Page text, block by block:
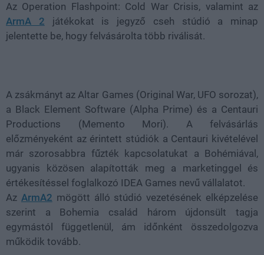
Az Operation Flashpoint: Cold War Crisis, valamint az
ArmA 2 játékokat is jegyző cseh stúdió a minap
jelentette be, hogy felvásárolta több riválisát.
A zsákmányt az Altar Games (Original War, UFO sorozat),
a Black Element Software (Alpha Prime) és a Centauri
Productions (Memento Mori). A felvásárlás
előzményeként az érintett stúdiók a Centauri kivételével
már szorosabbra fűzték kapcsolatukat a Bohémiával,
ugyanis közösen alapították meg a marketinggel és
értékesítéssel foglalkozó IDEA Games nevű vállalatot.
Az ArmA2 mögött álló stúdió vezetésének elképzelése
szerint a Bohemia család három újdonsült tagja
egymástól függetlenül, ám időnként összedolgozva
működik tovább.